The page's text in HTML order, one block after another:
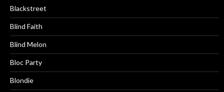
Blackstreet
Blind Faith
Blind Melon
Bloc Party
Blondie